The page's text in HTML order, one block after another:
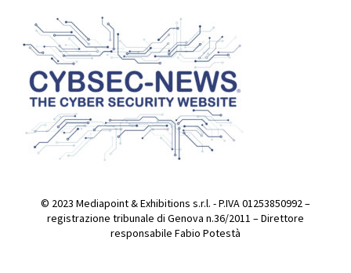
© 2023 Mediapoint & Exhibitions s.r.l. - P.IVA 01253850992 –
registrazione tribunale di Genova n.36/2011 – Direttore
responsabile Fabio Potestà